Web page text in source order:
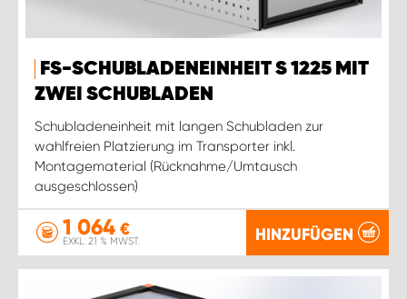
FS-SCHUBLADENEINHEIT S 1225 MIT
ZWEI SCHUBLADEN
Schubladeneinheit mit langen Schubladen zur
wahlfreien Platzierung im Transporter inkl.
Montagematerial (Rücknahme/Umtausch
ausgeschlossen)
1 064 €
EXKL. 21 % MWST. HINZUFÜGEN